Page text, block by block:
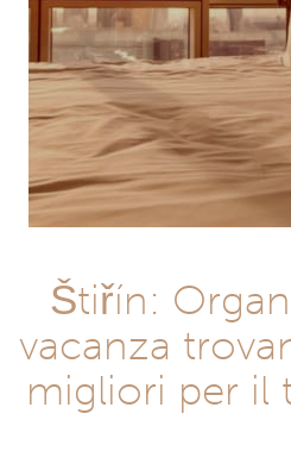
Štiřín:
vacanza
migliori per il